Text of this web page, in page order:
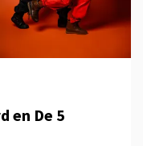
en De 5